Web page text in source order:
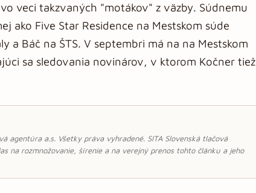
veci takzvaných "motákov" z väzby. Súdnemu
ako Five Star Residence na Mestskom súde
a Báč na ŠTS. V septembri má na na Mestskom
sa sledovania novinárov, v ktorom Kočner tiež
agentúra a.s. Všetky práva vyhradené. SITA Slovenská tlačová
na rozmnožovanie, šírenie a na verejný prenos tohto článku a jeho